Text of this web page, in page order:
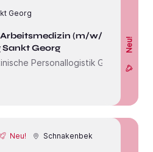
Georg
(m/w/d) in
Georg
Personallogistik GmbH
Neu!
Neu! Schnakenbek